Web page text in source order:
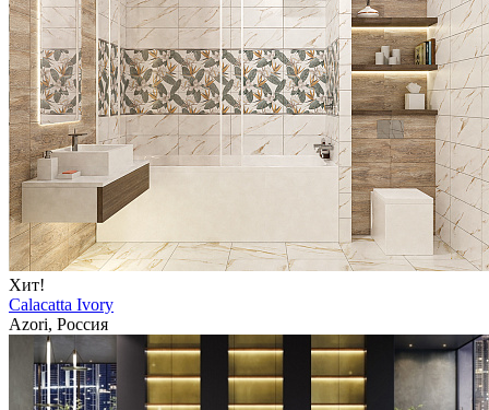
Хит!
Calacatta Ivory
Azori, Россия